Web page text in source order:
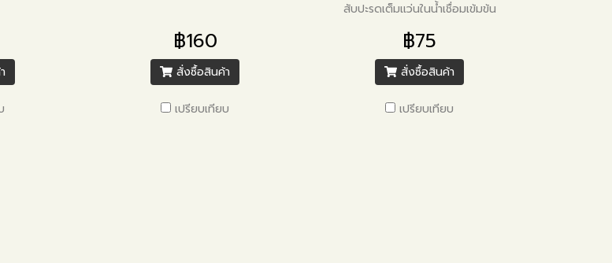
฿160
สั่งซื้อสินค้า
เปรียบเทียบ
สับปะรดเต็มแว่นในน้ำเชื่อมเข้มข้น
฿75
สั่งซื้อสินค้า
เปรียบเทียบ